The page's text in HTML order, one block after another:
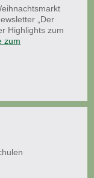
„Der
Highlights zum
zum